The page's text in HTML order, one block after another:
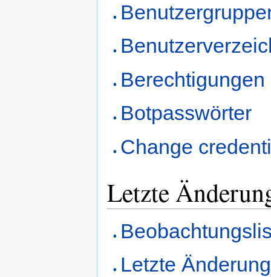
Berechtigungen
Botpasswörter
Change
Letzte
Letzte